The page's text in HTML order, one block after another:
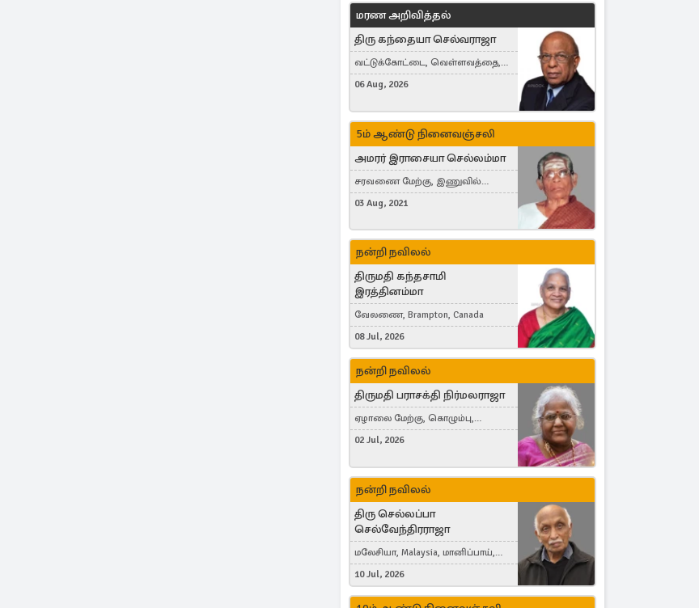
மரண அறிவித்தல்
திரு கந்தையா செல்வராஜா
வட்டுக்கோட்டை, வெள்ளவத்தை,
Toronto, Canada
06 Aug, 2026
5ம் ஆண்டு நினைவஞ்சலி
அமரர் இராசையா செல்லம்மா
சரவணை மேற்கு, இணுவில்
கிழக்கு
03 Aug, 2021
நன்றி நவிலல்
திருமதி கந்தசாமி
இரத்தினம்மா
வேலணை, Brampton, Canada
08 Jul, 2026
நன்றி நவிலல்
திருமதி பராசக்தி நிர்மலராஜா
ஏழாலை மேற்கு, கொழும்பு,
தங்காலை, London, United Kingdom
02 Jul, 2026
நன்றி நவிலல்
திரு செல்லப்பா
செல்வேந்திரராஜா
மலேசியா, Malaysia, மானிப்பாய்,
Duisburg, Germany, London, United
Kingdom
10 Jul, 2026